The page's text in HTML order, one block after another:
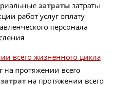
затраты затраты
работ услуг оплату
персонала
всего жизненного цикла
на протяжении всего
затратна протяжении всего